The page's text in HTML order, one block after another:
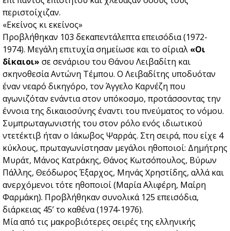
περιστοίχιζαν.
«Εκείνος κι εκείνος»
Προβλήθηκαν 103 δεκαπεντάλεπτα επεισόδια (1972-
1974). Μεγάλη επιτυχία σημείωσε και το σίριαλ «Οι
δίκαιοι» σε σενάριου του Θάνου Λειβαδίτη και
σκηνοθεσία Αντώνη Τέμπου. Ο Λειβαδίτης υποδυόταν
έναν νεαρό δικηγόρο, τον Άγγελο Καρνέζη που
αγωνιζόταν ενάντια στον υπόκοσμο, προτάσσοντας την
έννοια της δικαιοσύνης έναντι του πνεύματος το νόμου.
Συμπρωταγωνιστής του στον ρόλο ενός ιδιωτικού
ντετέκτιβ ήταν ο Ιάκωβος Ψαρράς. Στη σειρά, που είχε 4
κύκλους, πρωταγωνίστησαν μεγάλοι ηθοποιοί: Δημήτρης
Μυράτ, Μάνος Κατράκης, Θάνος Κωτσόπουλος, Βύρων
Πάλλης, Θεόδωρος Έξαρχος, Μηνάς Χρηστίδης, αλλά και
ανερχόμενοι τότε ηθοποιοί (Μαρία Αλιφέρη, Μαίρη
Φαρμάκη). Προβλήθηκαν συνολικά 125 επεισόδια,
διάρκειας 45’ το καθένα (1974-1976).
Μία από τις μακροβιότερες σειρές της ελληνικής